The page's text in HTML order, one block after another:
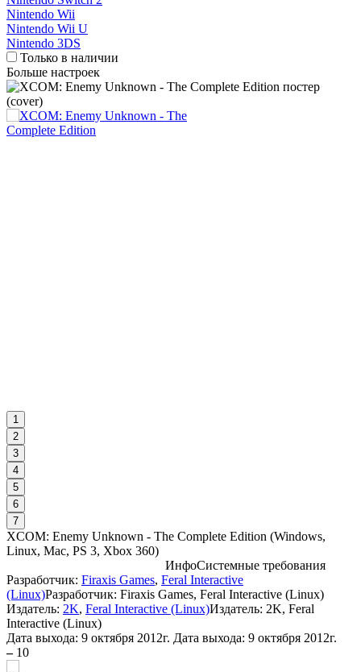
Nintendo Wii
Nintendo Wii U
Nintendo 3DS
Только в наличии
Больше настроек
1
2
3
4
5
6
7
XCOM: Enemy Unknown - The Complete Edition (Windows,
Linux, Mac, PS 3, Xbox 360)
ИнфоСистемные требования
Разработчик: Firaxis Games, Feral Interactive
(Linux)Разработчик: Firaxis Games, Feral Interactive (Linux)
Издатель: 2K, Feral Interactive (Linux)Издатель: 2K, Feral
Interactive (Linux)
Дата выхода: 9 октября 2012г. Дата выхода: 9 октября 2012г.
– 10